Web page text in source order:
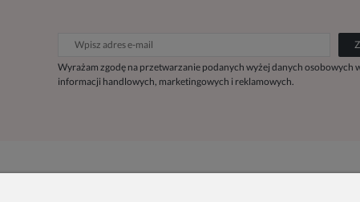
Wyrażam zgodę na przetwarzanie podanych wyżej danych osobowych
informacji handlowych, marketingowych i reklamowych.